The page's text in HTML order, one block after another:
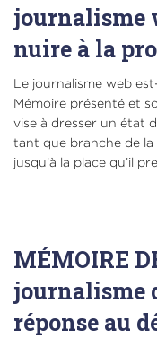
journalisme
nuire à la
Le journalisme web
Mémoire présenté et
vise à dresser un état
tant que branche de la
jusqu’à la place qu’il
MÉMOIRE
journalisme
réponse au